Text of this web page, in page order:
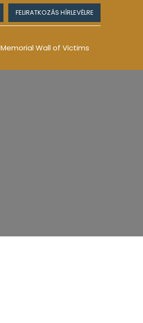
FELIRATKOZÁS HÍRLEVÉLRE
Memorial Wall of Victims